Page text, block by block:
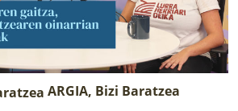
ARGIA, Bizi Baratzea